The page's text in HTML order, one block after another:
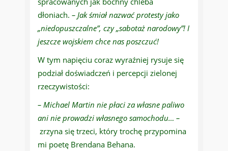
dłoniach. – Jak śmiał nazwać protesty jako
„niedopuszczalne”, czy „sabotaż narodowy”! I
jeszcze wojskiem chce nas poszczuć!
W tym napięciu coraz wyraźniej rysuje się
podział doświadczeń i percepcji zielonej
rzeczywistości:
– Michael Martin nie płaci za własne paliwo
ani nie prowadzi własnego samochodu… –
zrzyna się trzeci, który trochę przypomina
mi poetę Brendana Behana.